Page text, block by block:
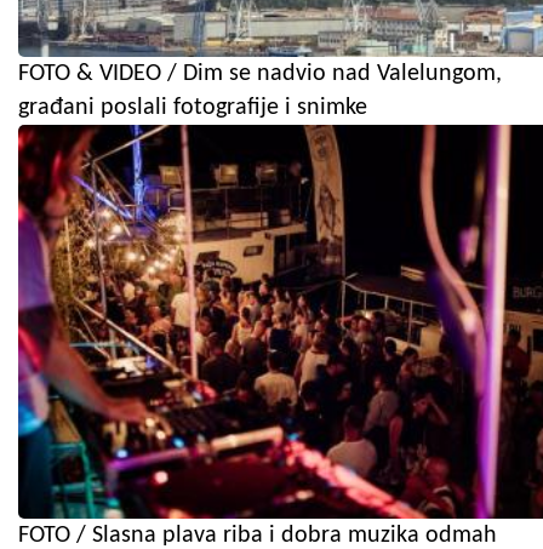
FOTO & VIDEO / Dim se nadvio nad Valelungom,
građani poslali fotografije i snimke
FOTO / Slasna plava riba i dobra muzika odmah